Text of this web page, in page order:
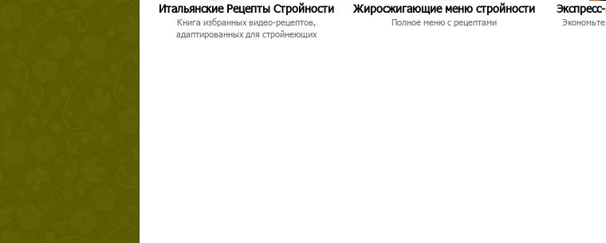
Итальянские Рецепты Стройности
Книга избранных видео-рецептов,
адаптированных для стройнеющих
Жиросжигающие меню стройности
Полное меню с рецептами